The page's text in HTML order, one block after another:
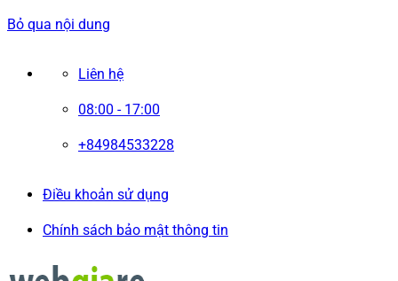
Bỏ qua nội dung
Liên hệ
08:00 - 17:00
+84984533228
Điều khoản sử dụng
Chính sách bảo mật thông tin